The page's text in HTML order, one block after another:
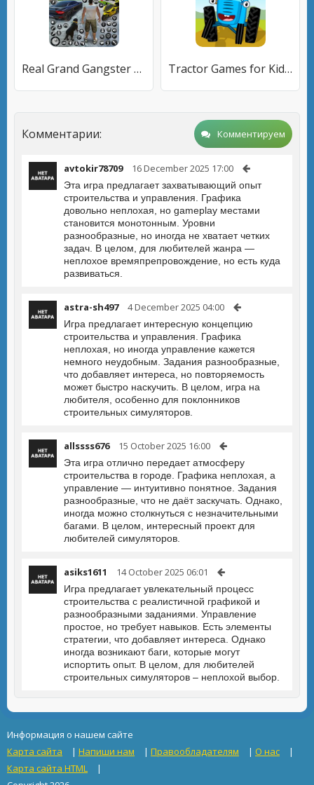
Real Grand Gangster Crime City Tractor Games for Kids & Baby!
Комментарии: Комментируем
avtokir78709 16 December 2025 17:00
Эта игра предлагает захватывающий опыт
строительства и управления. Графика
довольно неплохая, но gameplay местами
становится монотонным. Уровни
разнообразные, но иногда не хватает четких
задач. В целом, для любителей жанра —
неплохое времяпрепровождение, но есть куда
развиваться.
astra-sh497 4 December 2025 04:00
Игра предлагает интересную концепцию
строительства и управления. Графика
неплохая, но иногда управление кажется
немного неудобным. Задания разнообразные,
что добавляет интереса, но повторяемость
может быстро наскучить. В целом, игра на
любителя, особенно для поклонников
строительных симуляторов.
allssss676 15 October 2025 16:00
Эта игра отлично передает атмосферу
строительства в городе. Графика неплохая, а
управление — интуитивно понятное. Задания
разнообразные, что не даёт заскучать. Однако,
иногда можно столкнуться с незначительными
багами. В целом, интересный проект для
любителей симуляторов.
asiks1611 14 October 2025 06:01
Игра предлагает увлекательный процесс
строительства с реалистичной графикой и
разнообразными заданиями. Управление
простое, но требует навыков. Есть элементы
стратегии, что добавляет интереса. Однако
иногда возникают баги, которые могут
испортить опыт. В целом, для любителей
строительных симуляторов – неплохой выбор.
Информация о нашем сайте
Карта сайта
| Напиши нам | Правообладателям | О нас
|
Карта сайта HTML
|